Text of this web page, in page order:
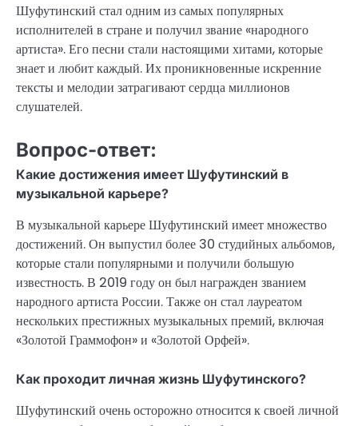
Шуфутинский стал одним из самых популярных
исполнителей в стране и получил звание «народного
артиста». Его песни стали настоящими хитами, которые
знает и любит каждый. Их проникновенные искренние
тексты и мелодии затрагивают сердца миллионов
слушателей.
Вопрос-ответ:
Какие достижения имеет Шуфутинский в
музыкальной карьере?
В музыкальной карьере Шуфутинский имеет множество
достижений. Он выпустил более 30 студийных альбомов,
которые стали популярными и получили большую
известность. В 2019 году он был награжден званием
народного артиста России. Также он стал лауреатом
нескольких престижных музыкальных премий, включая
«Золотой Граммофон» и «Золотой Орфей».
Как проходит личная жизнь Шуфутинского?
Шуфутинский очень осторожно относится к своей личной